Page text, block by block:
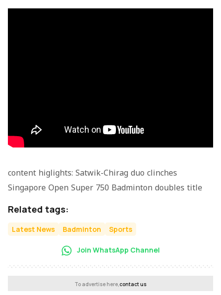
content higlights: Satwik-Chirag duo clinches
Singapore Open Super 750 Badminton doubles title
Related tags:
Latest News Badminton Sports
Join WhatsApp Channel
To advertise here,contact us